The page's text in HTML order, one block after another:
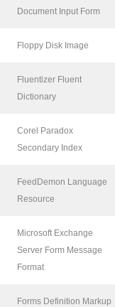
Document Input Form
Floppy Disk Image
Fluentizer Fluent
Dictionary
Corel Paradox
Secondary Index
FeedDemon Language
Resource
Microsoft Exchange
Server Form Message
Format
Forms Definition Markup